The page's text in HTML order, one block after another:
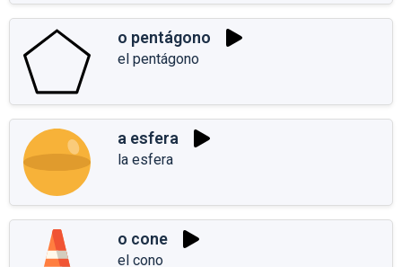
o pentágono
el pentágono
a esfera
la esfera
o cone
el cono